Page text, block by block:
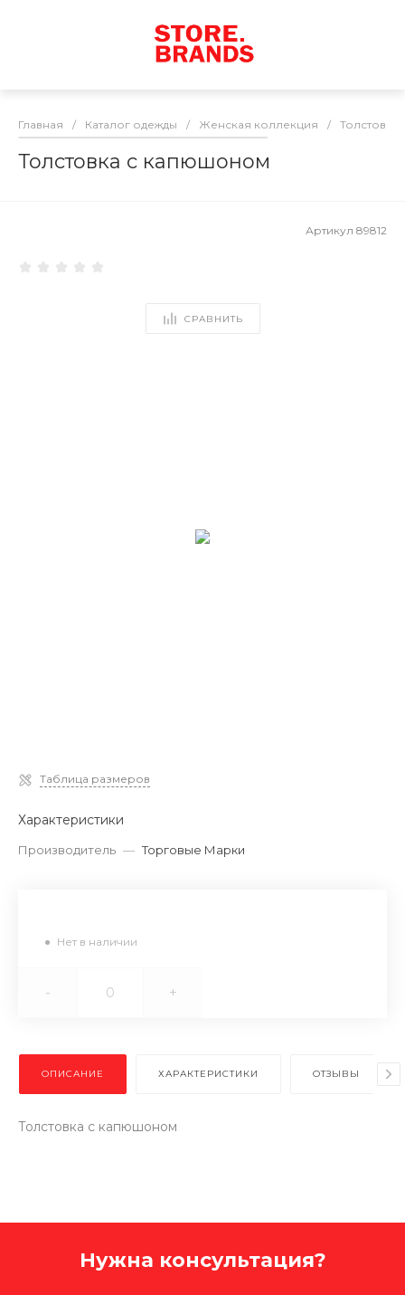
Главная / Каталог одежды / Женская коллекция / Толстовки
Толстовка с капюшоном
Артикул 89812
СРАВНИТЬ
Таблица размеров
Характеристики
Производитель — Торговые Марки
Нет в наличии
- +
ОПИСАНИЕ ХАРАКТЕРИСТИКИ ОТЗЫВЫ
Толстовка с капюшоном
Нужна консультация?